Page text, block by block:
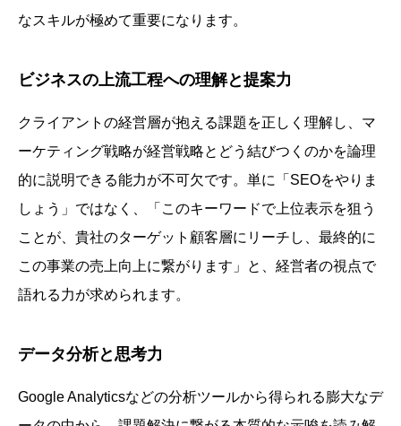
なスキルが極めて重要になります。
ビジネスの上流工程への理解と提案力
クライアントの経営層が抱える課題を正しく理解し、マ
ーケティング戦略が経営戦略とどう結びつくのかを論理
的に説明できる能力が不可欠です。単に「SEOをやりま
しょう」ではなく、「このキーワードで上位表示を狙う
ことが、貴社のターゲット顧客層にリーチし、最終的に
この事業の売上向上に繋がります」と、経営者の視点で
語れる力が求められます。
データ分析と思考力
Google Analyticsなどの分析ツールから得られる膨大なデ